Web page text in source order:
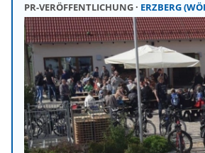
PR-VERÖFFENTLICHUNG ERZBERG